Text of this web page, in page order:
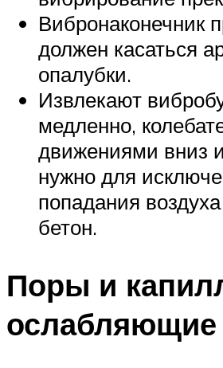
Вибронаконечник
должен касаться
опалубки.
Извлекают
медленно,
движениями вниз
нужно для
попадания
бетон.
Поры и
ослабляющие